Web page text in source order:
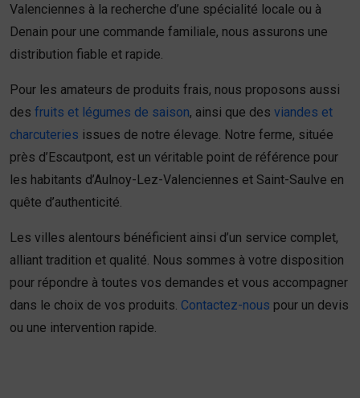
Valenciennes à la recherche d’une spécialité locale ou à
Denain pour une commande familiale, nous assurons une
distribution fiable et rapide.
Pour les amateurs de produits frais, nous proposons aussi
des fruits et légumes de saison, ainsi que des viandes et
charcuteries issues de notre élevage. Notre ferme, située
près d’Escautpont, est un véritable point de référence pour
les habitants d’Aulnoy-Lez-Valenciennes et Saint-Saulve en
quête d’authenticité.
Les villes alentours bénéficient ainsi d’un service complet,
alliant tradition et qualité. Nous sommes à votre disposition
pour répondre à toutes vos demandes et vous accompagner
dans le choix de vos produits. Contactez-nous pour un devis
ou une intervention rapide.